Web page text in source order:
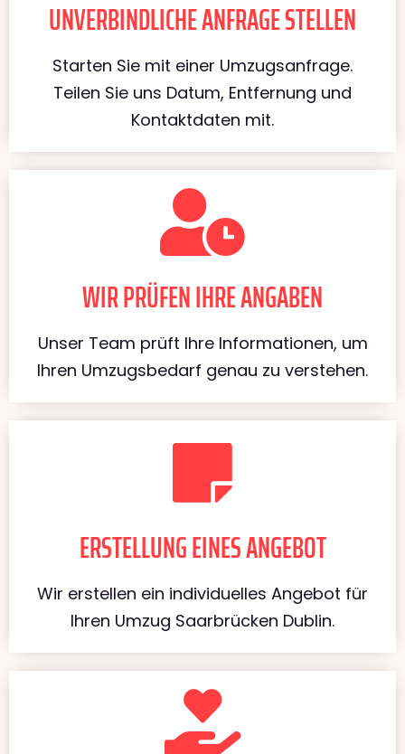
UNVERBINDLICHE ANFRAGE STELLEN
Starten Sie mit einer Umzugsanfrage.
Teilen Sie uns Datum, Entfernung und
Kontaktdaten mit.
WIR PRÜFEN IHRE ANGABEN
Unser Team prüft Ihre Informationen, um
Ihren Umzugsbedarf genau zu verstehen.
ERSTELLUNG EINES ANGEBOT
Wir erstellen ein individuelles Angebot für
Ihren Umzug Saarbrücken Dublin.